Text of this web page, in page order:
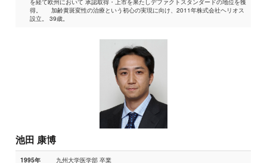
得。 加齢黄斑変性の治療という初心の実現に向け、2011年株式会社ヘリオス
設立。 39歳。
池田 康博
1995年 九州大学医学部 卒業